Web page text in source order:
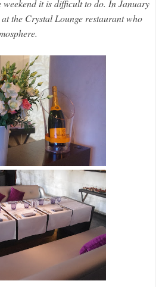
weekend it is difficult to do. In January
the Crystal Lounge restaurant who